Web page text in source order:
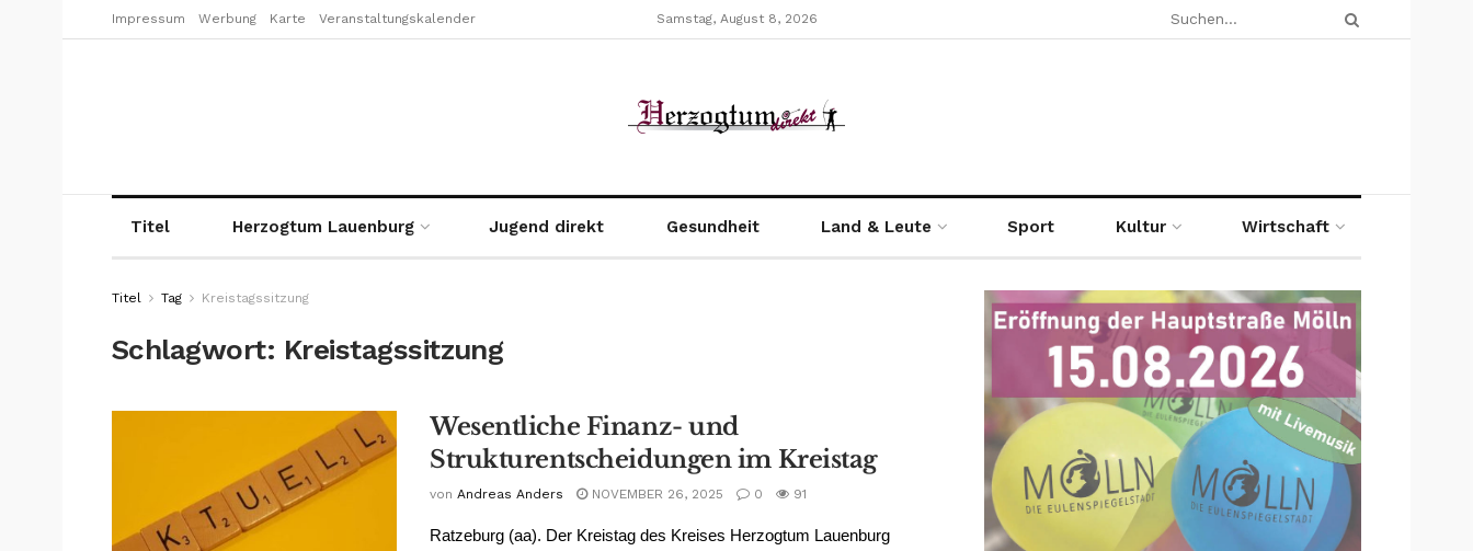
Impressum Werbung Karte Veranstaltungskalender Samstag, August 8, 2026
Titel Herzogtum Lauenburg Jugend direkt Gesundheit Land & Leute Sport Kultur Wirtschaft
Titel Tag Kreistagssitzung
Schlagwort: Kreistagssitzung
Wesentliche Finanz- und
Strukturentscheidungen im Kreistag
von Andreas Anders NOVEMBER 26, 2025 0 91
Ratzeburg (aa). Der Kreistag des Kreises Herzogtum Lauenburg